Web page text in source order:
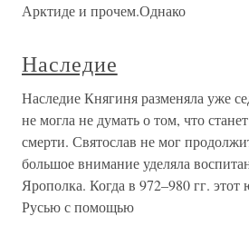
Арктиде и прочем.Однако
Наследие
Наследие Княгиня разменяла уже
не могла не думать о том, что
смерти. Святослав не мог
большое внимание уделяла
Ярополка. Когда в 972–980 гг.
Русью с помощью